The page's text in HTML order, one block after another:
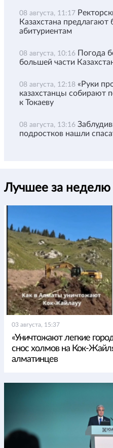
08 августа, 11:17
Казахстана предлагают
абитуриентам
08 августа, 10:16 Погода
большей части
08 августа, 12:18 «Руки
казахстанцы собирают
к Токаеву
08 августа, 13:16
подростков нашли
Лучшее за неделю
03 августа, 15:37
«Уничтожают легкие
снос холмов на Кок-
алматинцев